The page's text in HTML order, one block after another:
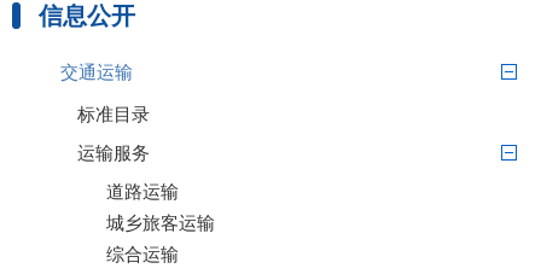
信息公开
交通运输
标准目录
运输服务
道路运输
城乡旅客运输
综合运输